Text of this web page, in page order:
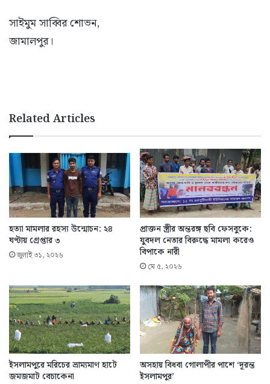
সাইমুম সাব্বির শোভন,
জামালপুর।
Related Articles
হত্যা মামলার রহস্য উন্মোচন: ২৪
ঘণ্টায় গ্রেপ্তার ৩
জুলাই ৩১, ২০২৬
প্রাক্তন স্ত্রীর অন্তরঙ্গ ছবি ফেসবুকে:
যুবদল নেতার বিরুদ্ধে মামলা করেও
বিপাকে নারী
মে ৫, ২০২৬
ইসলামপুরে মরিচের ভ্রাম্যমাণ হাটে
জমজমাট বেচাকেনা
অসহায় বিধবা গোলাপীর পাশে ‘দূরন্ত
ইসলামপুর’